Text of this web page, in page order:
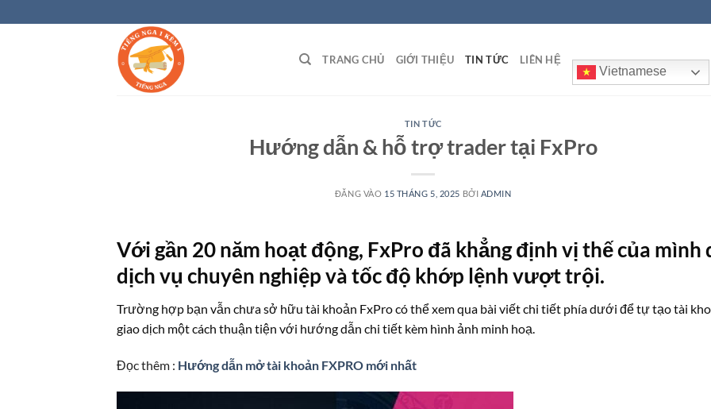
qua
TRANG CHỦ GIỚI THIỆU TIN TỨC LIÊN HỆ
Vietnamese
TIN TỨC
Hướng dẫn & hỗ trợ trader tại FxPro
ĐĂNG VÀO 15 THÁNG 5, 2025 BỞI ADMIN
Với gần 20 năm hoạt động, FxPro đã khẳng định vị thế của mình
dịch vụ chuyên nghiệp và tốc độ khớp lệnh vượt trội.
Trường hợp bạn vẫn chưa sở hữu tài khoản FxPro có thể xem qua bài viết chi tiết phía dưới để tự tạo tài
giao dịch một cách thuận tiện với hướng dẫn chi tiết kèm hình ảnh minh hoạ.
Đọc thêm : Hướng dẫn mở tài khoản FXPRO mới nhất